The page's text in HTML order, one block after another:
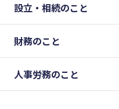
設立・相続のこと
財務のこと
人事労務のこと